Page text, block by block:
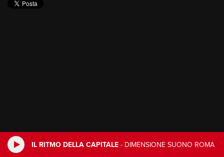
IL RITMO DELLA CAPITALE - DIMENSIONE SUONO ROMA